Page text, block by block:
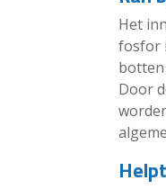
Het
fosfor
Door